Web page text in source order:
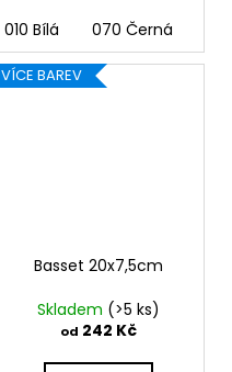
010 Bílá 070 Černá
VÍCE BAREV
Basset 20x7,5cm
Skladem (>5 ks)
od 242 Kč